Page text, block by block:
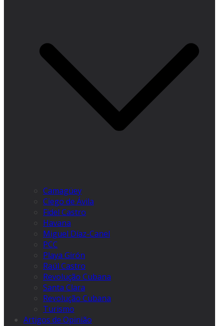
Camagüey
Ciego de Ávila
Fidel Castro
Havana
Miguel Díaz-Canel
PCC
Playa Girón
Raúl Castro
Revolução Cubana
Santa Clara
Revolução Cubana
Turismo
Artigos de Opinião